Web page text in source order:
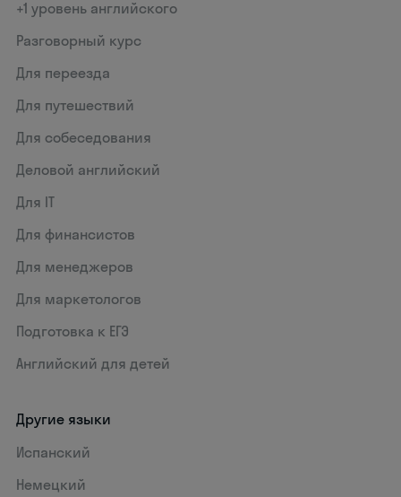
+1 уровень английского
Разговорный курс
Для переезда
Для путешествий
Для собеседования
Деловой английский
Для IT
Для финансистов
Для менеджеров
Для маркетологов
Подготовка к ЕГЭ
Английский для детей
Другие языки
Испанский
Немецкий